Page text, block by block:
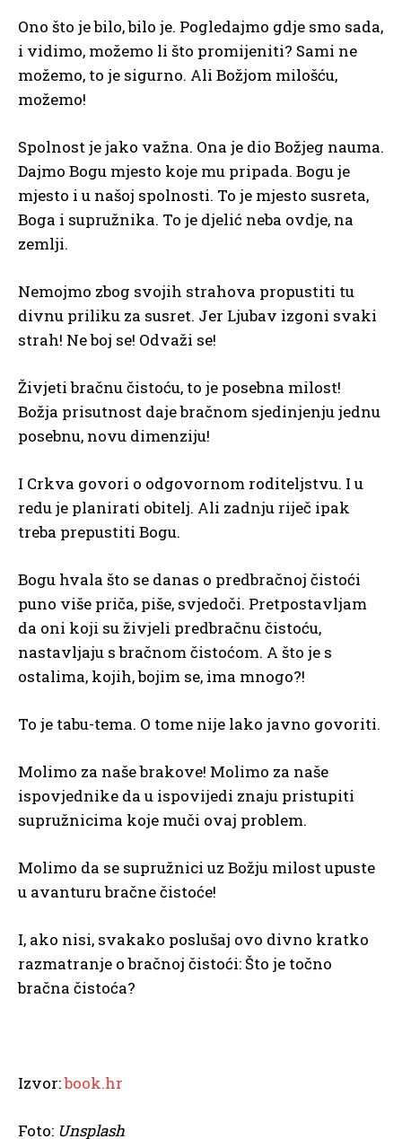
Ono što je bilo, bilo je. Pogledajmo gdje smo sada,
i vidimo, možemo li što promijeniti? Sami ne
možemo, to je sigurno. Ali Božjom milošću,
možemo!
Spolnost je jako važna. Ona je dio Božjeg nauma.
Dajmo Bogu mjesto koje mu pripada. Bogu je
mjesto i u našoj spolnosti. To je mjesto susreta,
Boga i supružnika. To je djelić neba ovdje, na
zemlji.
Nemojmo zbog svojih strahova propustiti tu
divnu priliku za susret. Jer Ljubav izgoni svaki
strah! Ne boj se! Odvaži se!
Živjeti bračnu čistoću, to je posebna milost!
Božja prisutnost daje bračnom sjedinjenju jednu
posebnu, novu dimenziju!
I Crkva govori o odgovornom roditeljstvu. I u
redu je planirati obitelj. Ali zadnju riječ ipak
treba prepustiti Bogu.
Bogu hvala što se danas o predbračnoj čistoći
puno više priča, piše, svjedoči. Pretpostavljam
da oni koji su živjeli predbračnu čistoću,
nastavljaju s bračnom čistoćom. A što je s
ostalima, kojih, bojim se, ima mnogo?!
To je tabu-tema. O tome nije lako javno govoriti.
Molimo za naše brakove! Molimo za naše
ispovjednike da u ispovijedi znaju pristupiti
supružnicima koje muči ovaj problem.
Molimo da se supružnici uz Božju milost upuste
u avanturu bračne čistoće!
I, ako nisi, svakako poslušaj ovo divno kratko
razmatranje o bračnoj čistoći: Što je točno
bračna čistoća?
Izvor:book.hr
Foto: Unsplash